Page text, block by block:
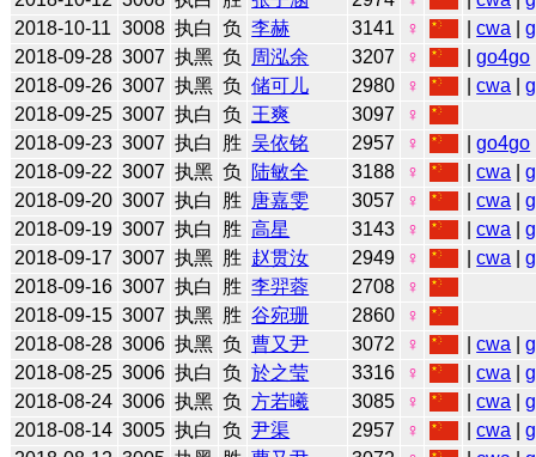
2018-10-11 3008 执白 负 李赫 3141 ♀ |cwa |
2018-09-28 3007 执黑 负 周泓余 3207 ♀ |go4go
2018-09-26 3007 执黑 负 储可儿 2980 ♀ |cwa |
2018-09-25 3007 执白 负 王爽 3097
♀
2018-09-23 3007 执白 胜 吴依铭 2957 ♀ |go4go
2018-09-22 3007 执黑 负 陆敏全 3188 ♀ |cwa |
2018-09-20 3007 执白 胜 唐嘉雯 3057 ♀ |cwa |
2018-09-19 3007 执白 胜 高星 3143 ♀ |cwa |
2018-09-17 3007 执黑 胜 赵贯汝 2949 ♀ |cwa |
2018-09-16 3007 执白 胜 李羿蓉 2708
♀
2018-09-15 3007 执黑 胜 谷宛珊 2860
♀
2018-08-28 3006 执黑 负 曹又尹 3072 ♀ |cwa |
2018-08-25 3006 执白 负 於之莹 3316 ♀ |cwa |
2018-08-24 3006 执黑 负 方若曦 3085 ♀ |cwa |
2018-08-14 3005 执白 负 尹渠 2957 ♀ |cwa |